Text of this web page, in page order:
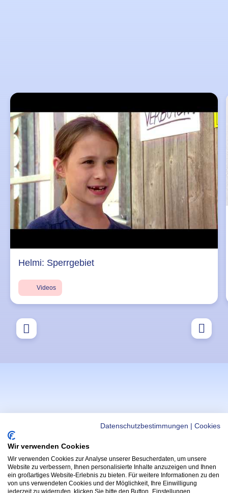
Datenschutzbestimmungen Cookies
Wir verwenden Cookies
Wir verwenden Cookies zur Analyse unserer Besucherdaten, um unsere
Website zu verbessern, Ihnen personalisierte Inhalte anzuzeigen und Ihnen
ein großartiges Website-Erlebnis zu bieten. Für weitere Informationen zu den
von uns verwendeten Cookies und der Möglichkeit, Ihre Einwilligung
jederzeit zu widerrufen, klicken Sie bitte den Button „Einstellungen
Helmi: Sperrgebiet
Videos
WICHTIGE LINKS
Helmi Post
APPS
Hoppala App
(Öffnet in